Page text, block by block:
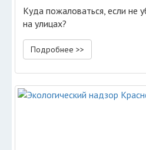
Куда пожаловаться, если не
на улицах?
Подробнее >>